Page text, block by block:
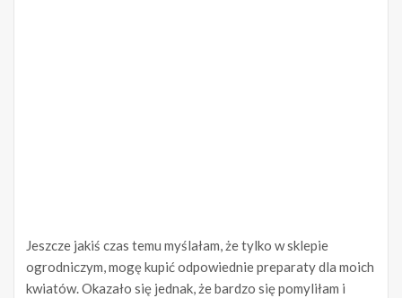
Jeszcze jakiś czas temu myślałam, że tylko w sklepie
ogrodniczym, mogę kupić odpowiednie preparaty dla moich
kwiatów. Okazało się jednak, że bardzo się pomyliłam i